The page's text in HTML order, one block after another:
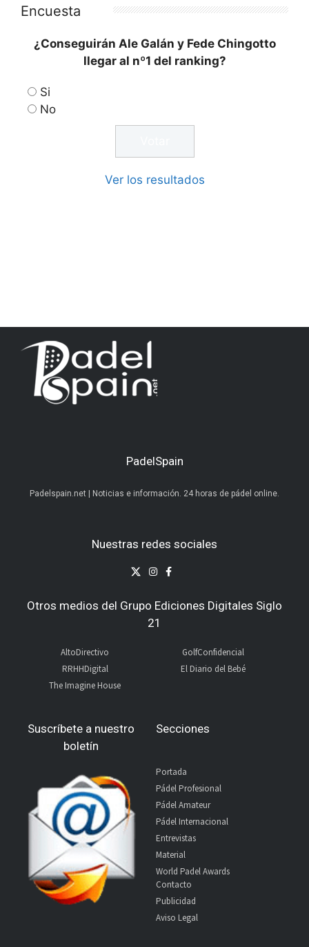
Encuesta
¿Conseguirán Ale Galán y Fede Chingotto
llegar al nº1 del ranking?
Si
No
Ver los resultados
PadelSpain
Padelspain.net | Noticias e información. 24 horas de pádel online.
Nuestras redes sociales
Otros medios del Grupo Ediciones Digitales Siglo
21
AltoDirectivo
RRHHDigital
The Imagine House
GolfConfidencial
El Diario del Bebé
Suscríbete a nuestro
boletín
Secciones
Portada
Pádel Profesional
Pádel Amateur
Pádel Internacional
Entrevistas
Material
World Padel Awards
Contacto
Publicidad
Aviso Legal